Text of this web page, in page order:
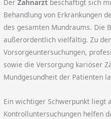
DerZahnarzt beschäftigt sich
Behandlung von Erkrankungen
des gesamten Mundraums. Die
außerordentlich vielfältig. Zu
Vorsorgeuntersuchungen,
sowie die Versorgung kariöser
Mundgesundheit der Patienten
Ein wichtiger Schwerpunkt liegt
Kontrolluntersuchungen helfen